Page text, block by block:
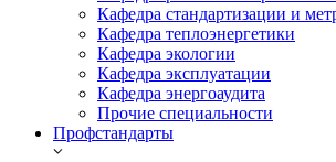
Кафедра стандартизации и
Кафедра теплоэнергетики
Кафедра экологии
Кафедра эксплуатации
Кафедра энергоаудита
Прочие специальности
Профстандарты